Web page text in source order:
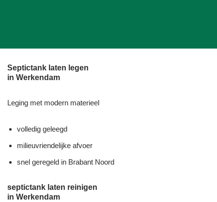
Septictank laten legen
in Werkendam
Leging met modern materieel
volledig geleegd
milieuvriendelijke afvoer
snel geregeld in Brabant Noord
septictank laten reinigen
in Werkendam